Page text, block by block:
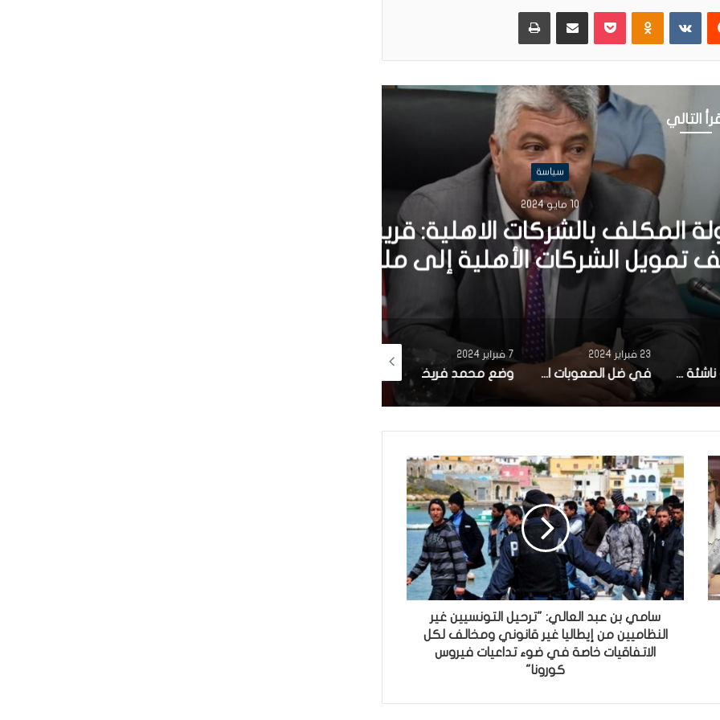
Odnoklassniki
بوكيت مشاركة عبر البريد طباعة
التالي
الاهلية: قريبا الترفيع
إلى مليون دينار
صنعت شركة ناشئة تونسية.. بلدية سوسة تنطلق في تجربة ‘zigofiltre’ في ضل الصعوبات الاقتصادية : تاخر كبير في الاعلان عن تركيبة الهيئة الوطنية للصلح الجزائي وانطلاق اشغالها وضع محمد فريخة الصحي صعب ونقله الي المستشفى
سامي بن عبد العالي: "ترحيل التونسيين غير
النظاميين من إيطاليا غير قانوني ومخالف لكل
الاتفاقيات خاصة في ضوء تداعيات فيروس
كورونا"